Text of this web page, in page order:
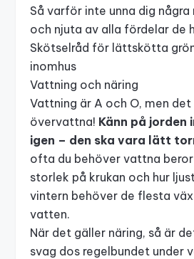
Så varför inte unna dig några
och njuta av alla fördelar de
Skötselråd för lättskötta
inomhus
Vattning och näring
Vattning är A och O, men
övervattna! Känn på jorden
igen – den ska vara lätt
ofta du behöver vattna
storlek på krukan och hur
vintern behöver de flesta
vatten.
När det gäller näring, så är
svag dos regelbundet under